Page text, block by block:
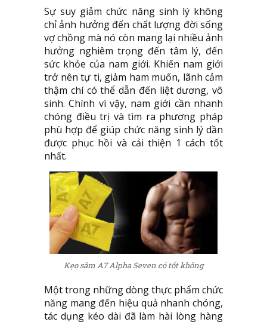
Sự suy giảm chức năng sinh lý không
chỉ ảnh hưởng đến chất lượng đời sống
vợ chồng mà nó còn mang lại nhiều ảnh
hưởng nghiêm trọng đến tâm lý, đến
sức khỏe của nam giới. Khiến nam giới
trở nên tự ti, giảm ham muốn, lãnh cảm
thậm chí có thể dẫn đến liệt dương, vô
sinh. Chính vì vậy, nam giới cần nhanh
chóng điều trị và tìm ra phương pháp
phù hợp để giúp chức năng sinh lý dần
được phục hồi và cải thiện 1 cách tốt
nhất.
Kẹo sâm A7 Alpha Seven có tốt không
Một trong những dòng thực phẩm chức
năng mang đến hiệu quả nhanh chóng,
tác dụng kéo dài đã làm hài lòng hàng